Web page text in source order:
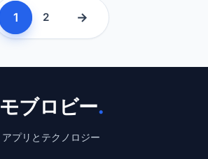
1 2 →
モブロビー.
アプリとテクノロジー